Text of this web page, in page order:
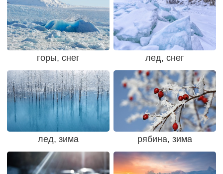
горы, снег лед, снег
лед, зима рябина, зима